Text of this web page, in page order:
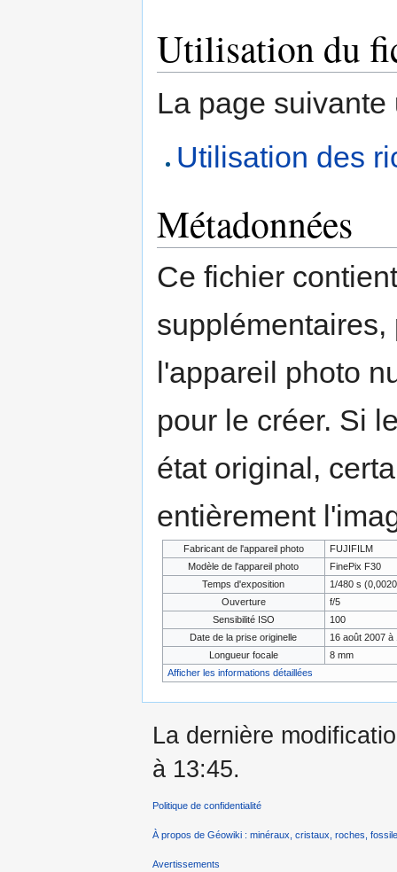
Utilisation du
La page
Utilisation des
Métadonnées
Ce fichier
l'appareil photo
pour le créer. Si
état original,
entièrement
Fabricant de l'appareil photo
FUJIFILM
Modèle de l'appareil photo
FinePix F30
Temps d'exposition
1/480 s
Ouverture
f/5
Sensibilité ISO
100
Date de la prise originelle
16 août 2007 à
Longueur focale
8 mm
Afficher les informations détaillées
La dernière
à 13:45.
Politique de confidentialité
À propos de Géowiki : minéraux, cristaux, roches,
Avertissements